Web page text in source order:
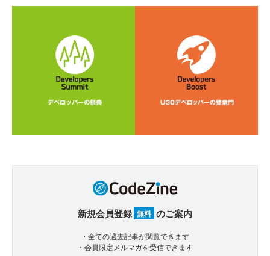
新規会員登録 無料 のご案内
・全ての過去記事が閲覧できます
・会員限定メルマガを受信できます